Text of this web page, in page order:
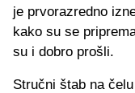
je prvorazredno
kako su se
su i dobro prošli.
Stručni štab na